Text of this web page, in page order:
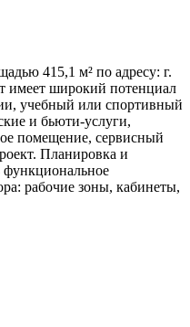
415,1 м² по адресу: г.
имеет широкий потенциал
учебный или спортивный
и бьюти-услуги,
помещение, сервисный
Планировка и
функциональное
рабочие зоны, кабинеты,